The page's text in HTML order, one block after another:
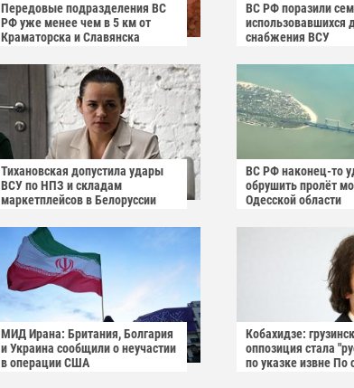
Передовые подразделения ВС
РФ уже менее чем в 5 км от
Краматорска и Славянска
ВС РФ поразили
использовавшихся
снабжения ВСУ
Тихановская допустила удары
ВСУ по НПЗ и складам
маркетплейсов в Белоруссии
ВС РФ наконец-то
обрушить пролёт
Одесской области
МИД Ирана: Британия, Болгария
и Украина сообщили о неучастии
в операции США
Кобахидзе:
оппозиция стала
по указке извне По